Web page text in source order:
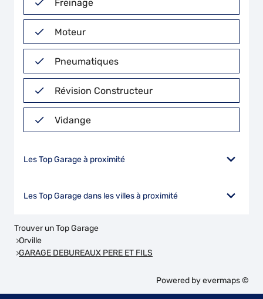
Freinage
Moteur
Pneumatiques
Révision Constructeur
Vidange
Les Top Garage à proximité
Les Top Garage dans les villes à proximité
Trouver un Top Garage
Orville
GARAGE DEBUREAUX PERE ET FILS
Powered byevermaps ©